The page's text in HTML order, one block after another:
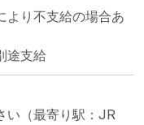
り不⽀給の場合あ
途支給
い （最寄り駅：JR